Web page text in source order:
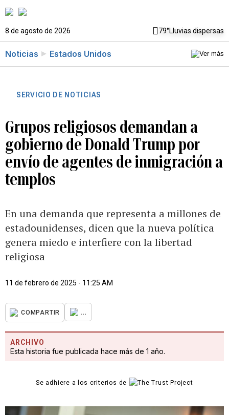
8 de agosto de 2026 79°Lluvias dispersas
Noticias Estados Unidos
SERVICIO DE NOTICIAS
Grupos religiosos demandan a
gobierno de Donald Trump por
envío de agentes de inmigración a
templos
En una demanda que representa a millones de
estadounidenses, dicen que la nueva política
genera miedo e interfiere con la libertad
religiosa
11 de febrero de 2025 - 11:25 AM
COMPARTIR ...
ARCHIVO
Esta historia fue publicada hace más de 1 año.
Se adhiere a los criterios de